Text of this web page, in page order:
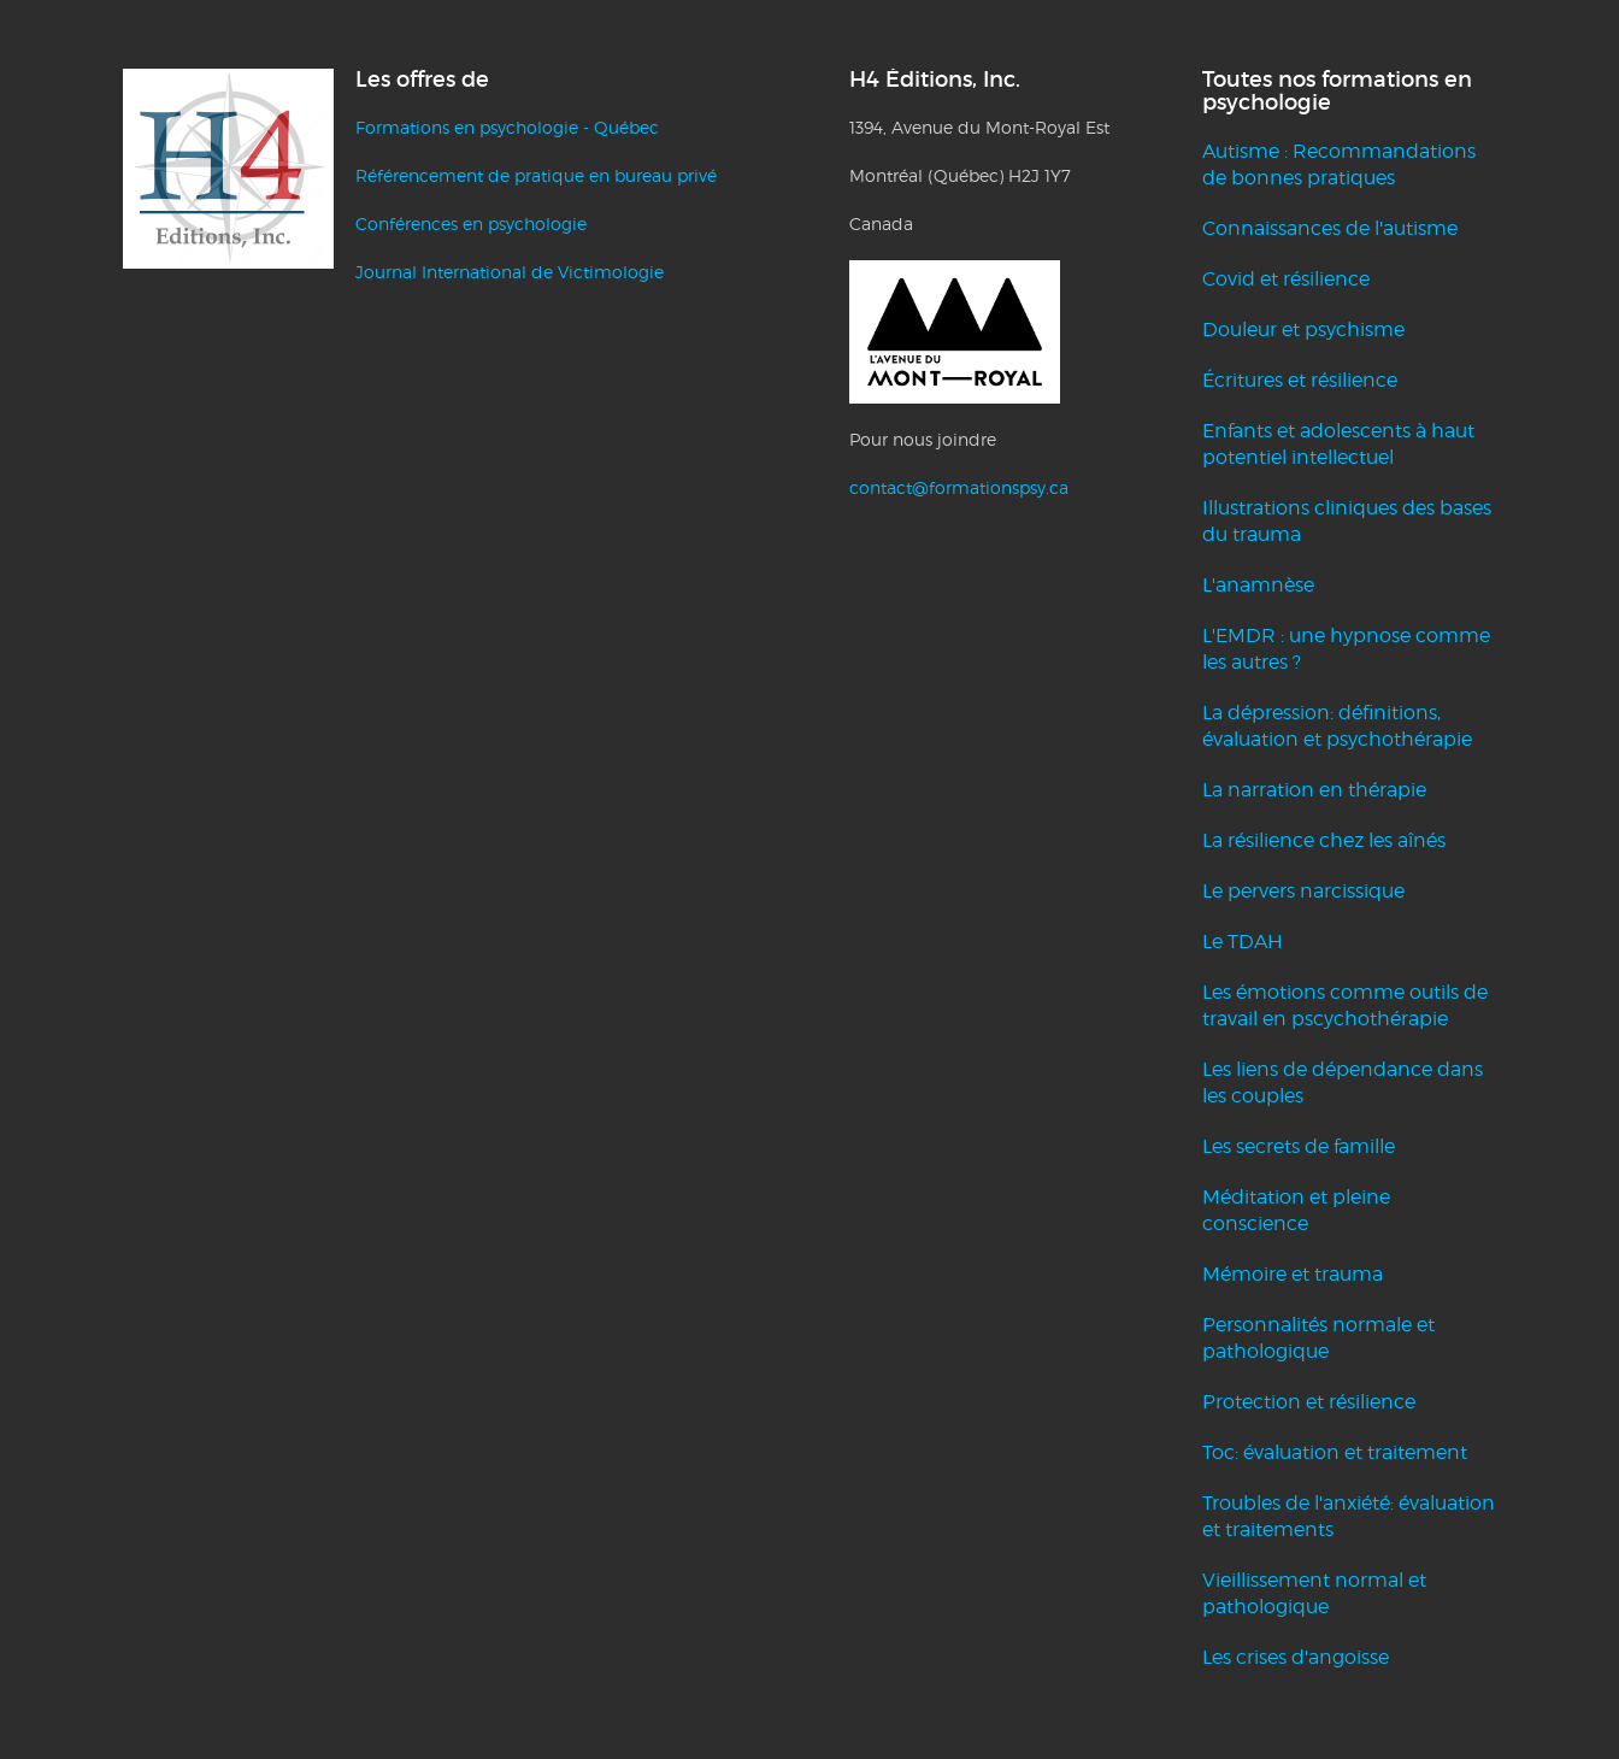
Les offres de
Formations en psychologie - Québec
Référencement de pratique en bureau privé
Conférences en psychologie
Journal International de Victimologie
H4 Éditions, Inc.
1394, Avenue du Mont-Royal Est
Montréal (Québec) H2J 1Y7
Canada
Pour nous joindre
contact@formationspsy.ca
Toutes nos formations en
psychologie
Autisme : Recommandations
de bonnes pratiques
Connaissances de l'autisme
Covid et résilience
Douleur et psychisme
Écritures et résilience
Enfants et adolescents à haut
potentiel intellectuel
Illustrations cliniques des bases
du trauma
L'anamnèse
L'EMDR : une hypnose comme
les autres ?
La dépression: définitions,
évaluation et psychothérapie
La narration en thérapie
La résilience chez les aînés
Le pervers narcissique
Le TDAH
Les émotions comme outils de
travail en pscychothérapie
Les liens de dépendance dans
les couples
Les secrets de famille
Méditation et pleine
conscience
Mémoire et trauma
Personnalités normale et
pathologique
Protection et résilience
Toc: évaluation et traitement
Troubles de l'anxiété: évaluation
et traitements
Vieillissement normal et
pathologique
Les crises d'angoisse